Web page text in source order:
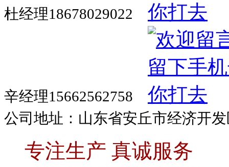
杜经理18678029022
辛经理15662562758
公司地址：山东省安丘市经济开
专注生产 真诚服务